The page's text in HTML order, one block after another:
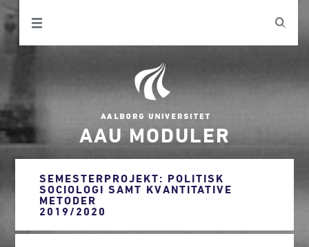
AAU MODULER
SEMESTERPROJEKT: POLITISK
SOCIOLOGI SAMT KVANTITATIVE
METODER
2019/2020